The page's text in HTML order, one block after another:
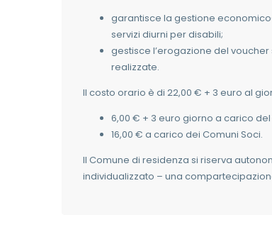
garantisce la gestione
servizi diurni per disabili;
gestisce l’erogazione del
realizzate.
Il costo orario è di 22,00 € + 3 euro al
6,00 € + 3 euro giorno a carico
16,00 € a carico dei Comuni Soci.
Il Comune di residenza si riserva
individualizzato – una